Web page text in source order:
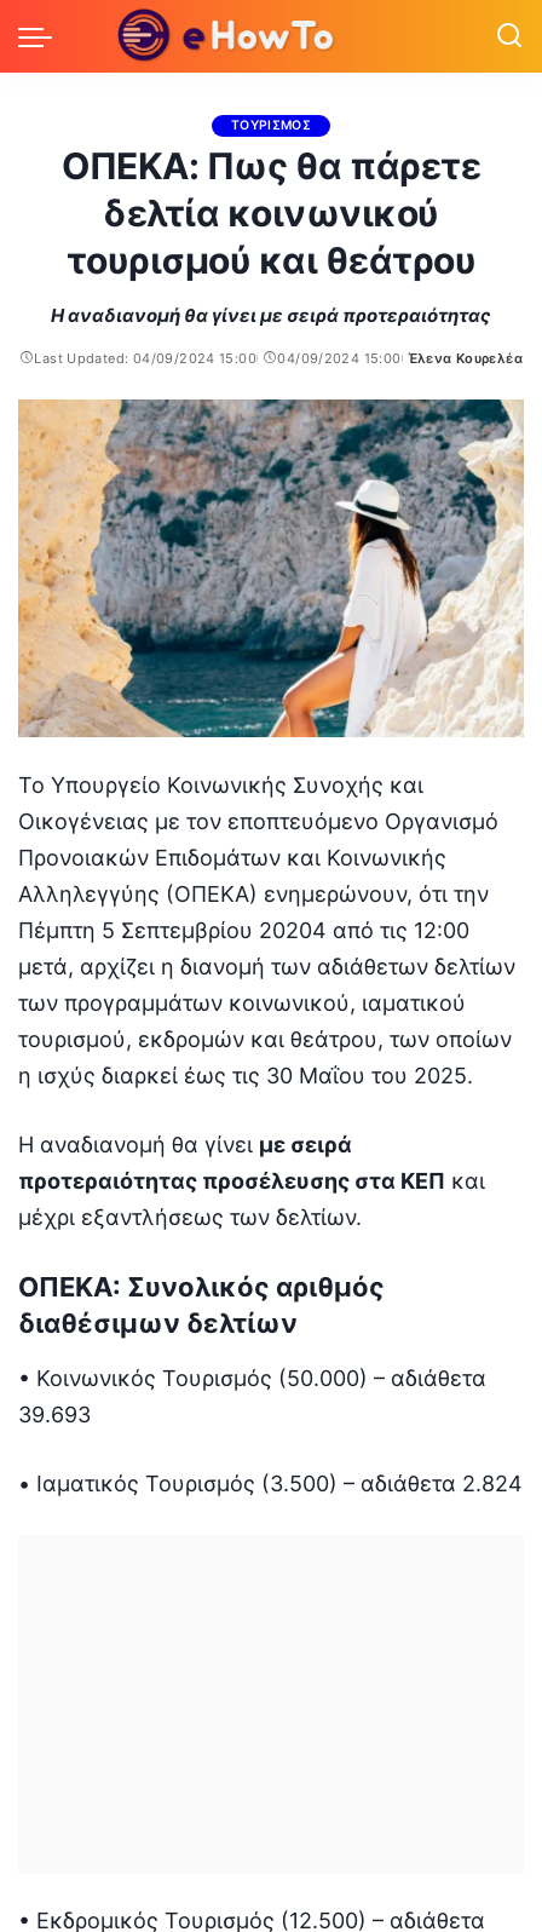
ΤΟΥΡΙΣΜΟΣ
ΟΠΕΚΑ: Πως θα πάρετε
δελτία κοινωνικού
τουρισμού και θεάτρου
Η αναδιανομή θα γίνει με σειρά προτεραιότητας
Last Updated: 04/09/2024 15:00 04/09/2024 15:00
Posted
Έλενα Κουρελέα
Το Υπουργείο Κοινωνικής Συνοχής και
Οικογένειας με τον εποπτευόμενο Οργανισμό
Προνοιακών Επιδομάτων και Κοινωνικής
Αλληλεγγύης (ΟΠΕΚΑ) ενημερώνουν, ότι την
Πέμπτη 5 Σεπτεμβρίου 20204 από τις 12:00
μετά, αρχίζει η διανομή των αδιάθετων δελτίων
των προγραμμάτων κοινωνικού, ιαματικού
τουρισμού, εκδρομών και θεάτρου, των οποίων
η ισχύς διαρκεί έως τις 30 Μαΐου του 2025.
Η αναδιανομή θα γίνει με σειρά
προτεραιότητας προσέλευσης στα ΚΕΠ και
μέχρι εξαντλήσεως των δελτίων.
ΟΠΕΚΑ: Συνολικός αριθμός
διαθέσιμων δελτίων
• Κοινωνικός Τουρισμός (50.000) – αδιάθετα
39.693
• Ιαματικός Τουρισμός (3.500) – αδιάθετα 2.824
• Εκδρομικός Τουρισμός (12.500) – αδιάθετα